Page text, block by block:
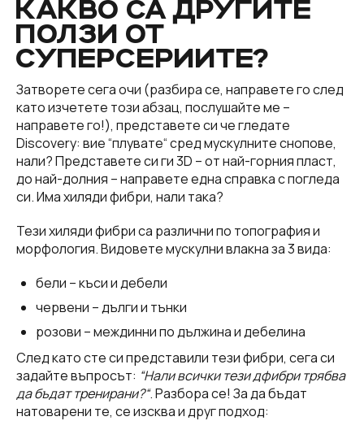
КАКВО СА ДРУГИТЕ
ПОЛЗИ ОТ
СУПЕРСЕРИИТЕ?
Затворете сега очи (разбира се, направете го след
като изчететe този абзац, послушайте ме –
направете го!), представете си че глeдате
Discovery: вие “плувате“ сред мускулните снопове,
нали? Представете си ги 3D – от най-горния пласт,
до най-долния – направете една справка с погледа
си. Има хиляди фибри, нали така?
Тези хиляди фибри са различни по топография и
морфология. Видовете мускулни влакна за 3 вида:
бели – къси и дебели
червени – дълги и тънки
розови – междинни по дължина и дебелина
След като сте си представили тези фибри, сега си
задайте въпросът: “Нали всички тези дфибри трябва
да бъдат тренирани?“. Разбора се! За да бъдат
натоварени те, се изсква и друг подход: